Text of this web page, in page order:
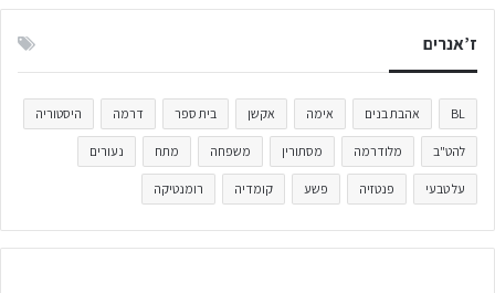
ז’אנרים
BL אהבת בנים אימה אקשן בית ספר דרמה היסטוריה
להט"ב מלודרמה מסתורין משפחה מתח נעורים
על טבעי פנטזיה פשע קומדיה רומנטיקה